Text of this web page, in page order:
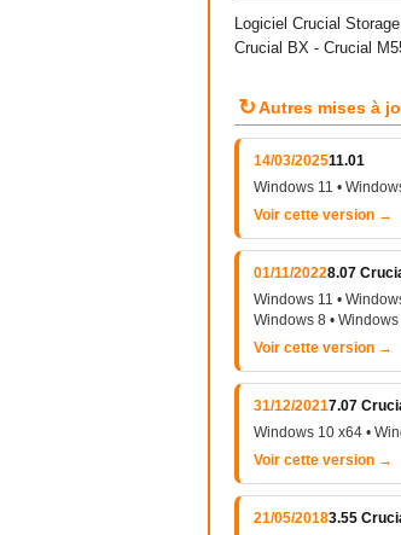
Logiciel Crucial
Crucial BX - Crucial
↻Autres mises à
14/03/202511.01
Windows 11 •
Voir cette version →
01/11/20228.07
Windows 11 •
Windows 8 •
Voir cette version →
31/12/20217.07
Windows 10 x64 •
Voir cette version →
21/05/20183.55